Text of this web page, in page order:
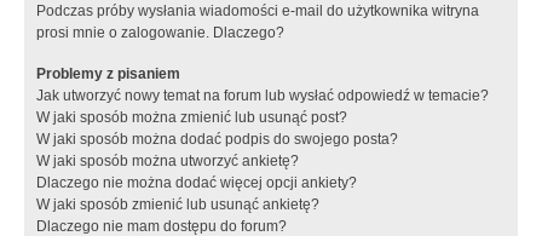
Podczas próby wysłania wiadomości e-mail do użytkownika witryna
prosi mnie o zalogowanie. Dlaczego?
Problemy z pisaniem
Jak utworzyć nowy temat na forum lub wysłać odpowiedź w temacie?
W jaki sposób można zmienić lub usunąć post?
W jaki sposób można dodać podpis do swojego posta?
W jaki sposób można utworzyć ankietę?
Dlaczego nie można dodać więcej opcji ankiety?
W jaki sposób zmienić lub usunąć ankietę?
Dlaczego nie mam dostępu do forum?